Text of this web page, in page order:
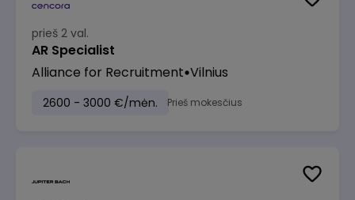
prieš 2 val.
AR Specialist
Alliance for Recruitment Vilnius
2600 - 3000 €/mėn. Prieš mokesčius